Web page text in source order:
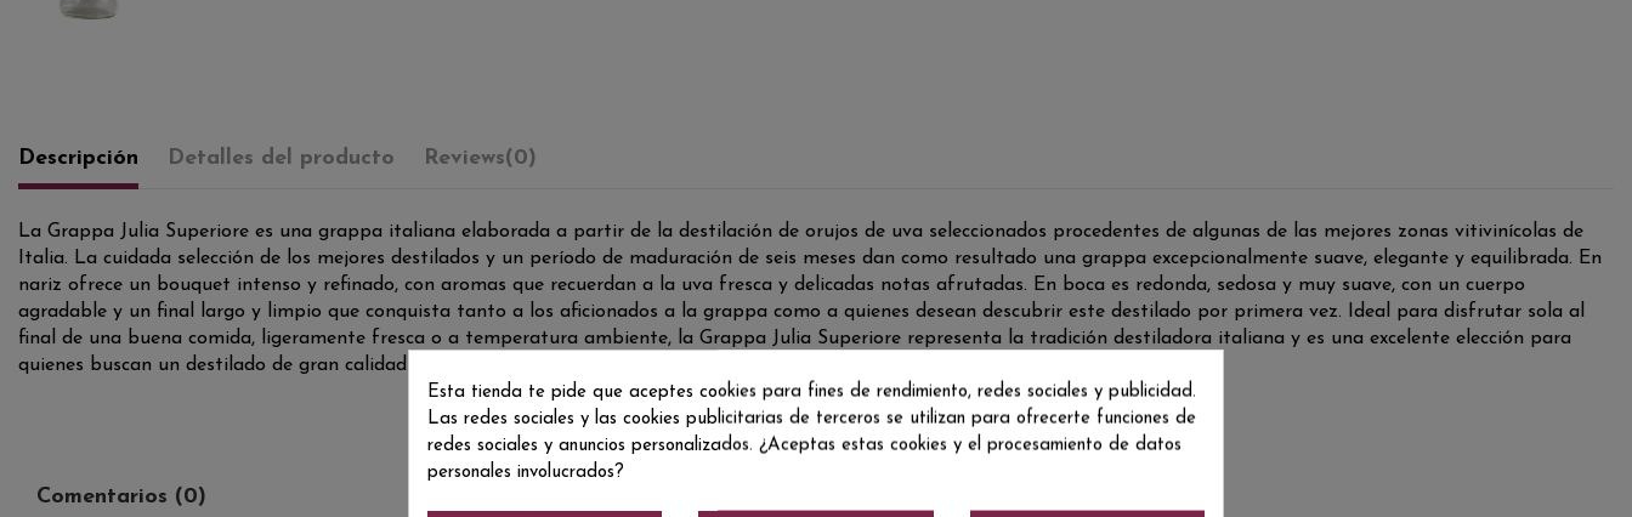
Descripción Detalles del producto Reviews(0)
La Grappa Julia Superiore es una grappa italiana elaborada a partir de la destilación de orujos de uva seleccionados procedentes de algunas de las mejores zonas vitivinícolas de
Italia. La cuidada selección de los mejores destilados y un período de maduración de seis meses dan como resultado una grappa excepcionalmente suave, elegante y equilibrada. En
nariz ofrece un bouquet intenso y refinado, con aromas que recuerdan a la uva fresca y delicadas notas afrutadas. En boca es redonda, sedosa y muy suave, con un cuerpo
agradable y un final largo y limpio que conquista tanto a los aficionados a la grappa como a quienes desean descubrir este destilado por primera vez. Ideal para disfrutar sola al
final de una buena comida, ligeramente fresca o a temperatura ambiente, la Grappa Julia Superiore representa la tradición destiladora italiana y es una excelente elección para
quienes buscan un destilado de gran calidad y elegancia.
Comentarios (0)
Esta tienda te pide que aceptes cookies para fines de rendimiento, redes sociales y publicidad.
Las redes sociales y las cookies publicitarias de terceros se utilizan para ofrecerte funciones de
redes sociales y anuncios personalizados. ¿Aceptas estas cookies y el procesamiento de datos
personales involucrados?